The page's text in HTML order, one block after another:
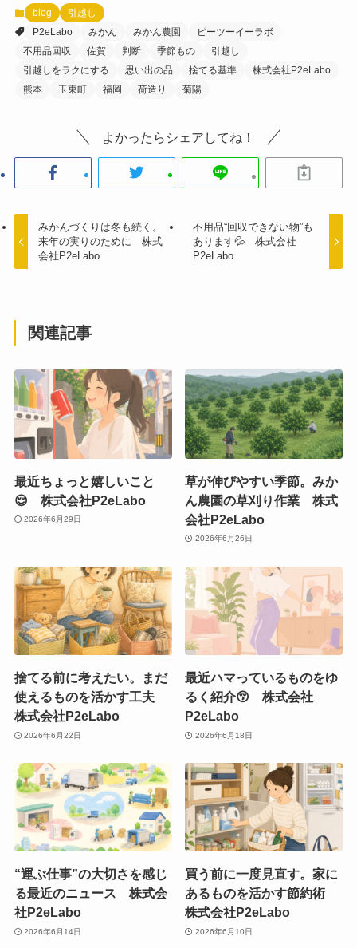
blog
引越し
P2eLabo
みかん みかん農園
ピーツーイーラボ
不用品回収
佐賀 判断 季節もの
引越し
引越しをラクにする
思い出の品 捨てる基準
株式会社P2eLabo
熊本
玉東町 福岡 荷造り 菊陽
よかったらシェアしてね！
みかんづくりは冬も続く。
来年の実りのために 株式
会社P2eLabo
不用品“回収できない物”も
あります💦 株式会社
P2eLabo
関連記事
最近ちょっと嬉しいこと
😌 株式会社P2eLabo
2026年6月29日
草が伸びやすい季節。みか
ん農園の草刈り作業 株式
会社P2eLabo
2026年6月26日
捨てる前に考えたい。まだ
使えるものを活かす工夫
株式会社P2eLabo
2026年6月22日
最近ハマっているものをゆ
るく紹介😚 株式会社
P2eLabo
2026年6月18日
“運ぶ仕事”の大切さを感じ
る最近のニュース 株式会
社P2eLabo
2026年6月14日
買う前に一度見直す。家に
あるものを活かす節約術
株式会社P2eLabo
2026年6月10日